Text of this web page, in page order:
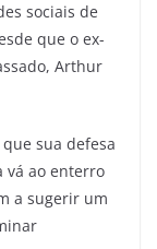
sociais de
que o ex-
Arthur
sua defesa
vá ao enterro
a sugerir um